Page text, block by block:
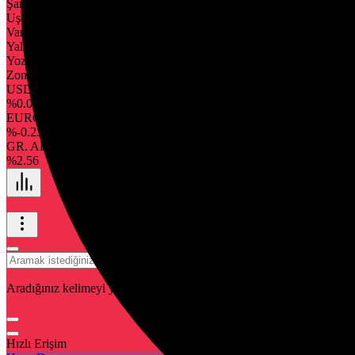
Şanlıurfa
Uşak
Van
Yalova
Yozgat
Zonguldak
USD
%0.080
EURO
%-0.230
GR. ALTIN
%2.56
Aradığınız kelimeyi yazın ve entera basın, kapatmak için esc butonuna
Hızlı Erişim